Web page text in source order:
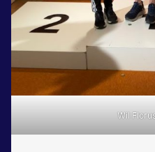
Wil